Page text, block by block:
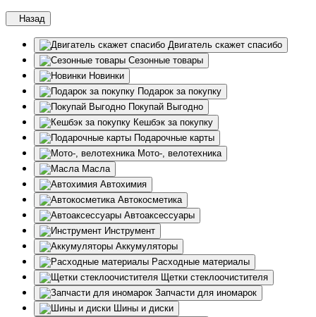
Назад
Двигатель скажет спасибо
Сезонные товары
Новинки
Подарок за покупку
Покупай Выгодно
Кешбэк за покупку
Подарочные карты
Мото-, велотехника
Масла
Автохимия
Автокосметика
Автоаксессуары
Инструмент
Аккумуляторы
Расходные материалы
Щетки стеклоочистителя
Запчасти для иномарок
Шины и диски